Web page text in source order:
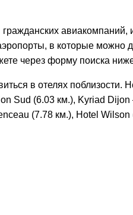
в которые
через форму поиска
в отелях
Sud (6.03 км.), Kyriad
(7.78 км.), Hotel